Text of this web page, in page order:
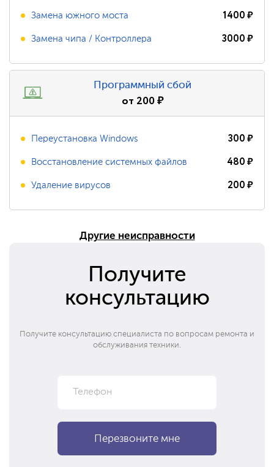
Замена южного моста 1400₽
Замена чипа / Контроллера 3000₽
Программный сбой
от 200₽
Переустановка Windows 300₽
Восстановление системных файлов 480₽
Удаление вирусов 200₽
Другие неисправности
Получите
консультацию
Получите консультацию специалиста по вопросам ремонта и
обслуживания техники.